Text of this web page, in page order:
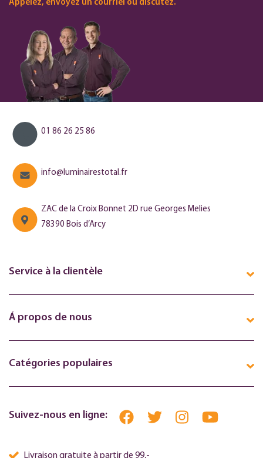
Appelez, envoyez un courriel ou discutez.
01 86 26 25 86
info@luminairestotal.fr
ZAC de la Croix Bonnet 2D rue Georges Melies
78390 Bois d’Arcy
Service à la clientèle
Á propos de nous
Catégories populaires
Suivez-nous en ligne:
Livraison gratuite à partir de 99,-